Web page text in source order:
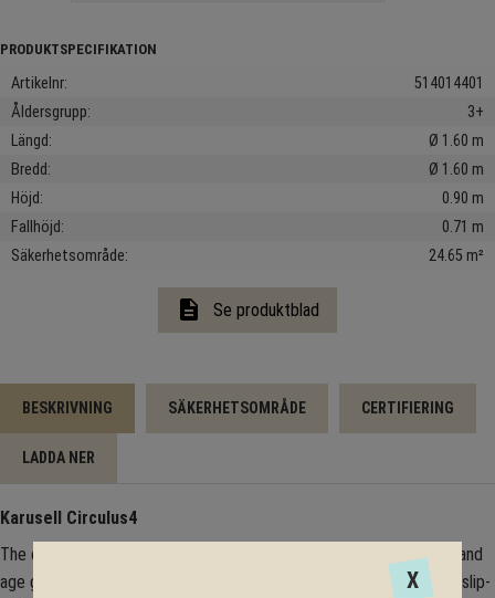
Artikelnr
514014401
Åldersgrupp
3+
Längd
Ø 1.60 m
Bredd
Ø 1.60 m
Höjd
0.90 m
Fallhöjd
0.71 m
Säkerhetsområde
24.65 m²
description Se produktblad
BESKRIVNING SÄKERHETSOMRÅDE CERTIFIERING
LADDA NER
Karusell Circulus4
The circulus4 provides lots of playing enjoyment for all occasions and
age groups. Constructed entirely of durable stainless steel, with a slip-
X